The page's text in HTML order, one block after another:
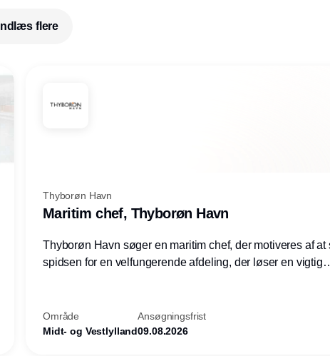
Indlæs flere
Thyborøn Havn
Maritim chef, Thyborøn Havn
Thyborøn Havn søger en maritim chef, der motiveres af at
spidsen for en velfungerende afdeling, der løser en vigtig
Område
Midt- og Vestlylland
Ansøgningsfrist
09.08.2026